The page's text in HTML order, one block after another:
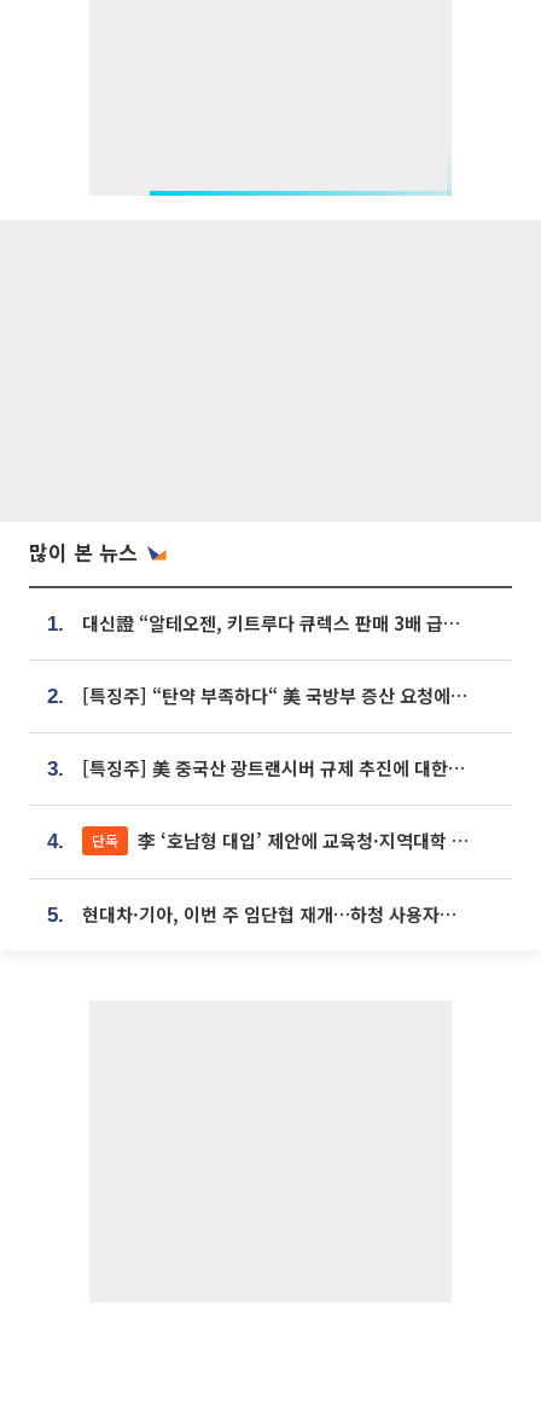
많이 본 뉴스
1. 대신證 “알테오젠, 키트루다 큐렉스 판매 3배 급증…목표가 41만원 상향”
2. [특징주] “탄약 부족하다“ 美 국방부 증산 요청에⋯국내 방산주 급등세
3. [특징주] 美 중국산 광트랜시버 규제 추진에 대한광통신 등 광통신株 강세
4. 단독 李 ‘호남형 대입’ 제안에 교육청·지역대학 서·논술형 입시 연계 '착수'
5. 현대차·기아, 이번 주 임단협 재개…하청 사용자성 재심도 ‘변수’